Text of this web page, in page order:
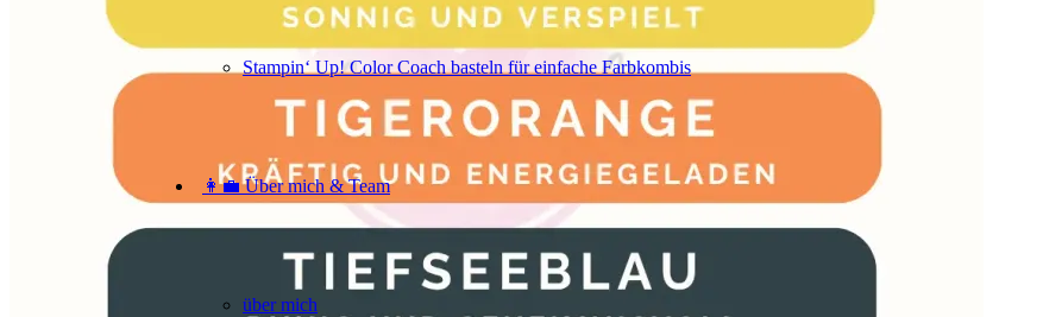
Stampin‘ Up! Color Coach basteln für einfache Farbkombis
👩‍💼 Über mich & Team
über mich